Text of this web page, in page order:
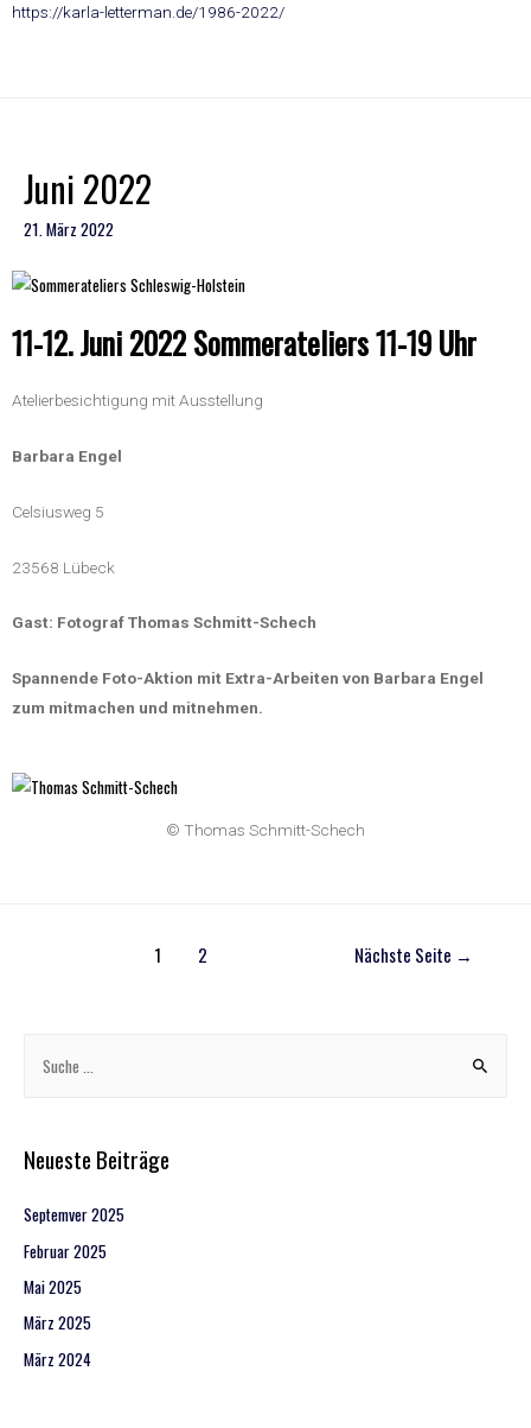
https://karla-letterman.de/1986-2022/
Juni 2022
21. März 2022
11-12. Juni 2022 Sommerateliers 11-19 Uhr
Atelierbesichtigung mit Ausstellung
Barbara Engel
Celsiusweg 5
23568 Lübeck
Gast: Fotograf Thomas Schmitt-Schech
Spannende Foto-Aktion mit Extra-Arbeiten von Barbara Engel
zum mitmachen und mitnehmen.
© Thomas Schmitt-Schech
1 2 Nächste Seite →
Neueste Beiträge
Septemver 2025
Februar 2025
Mai 2025
März 2025
März 2024